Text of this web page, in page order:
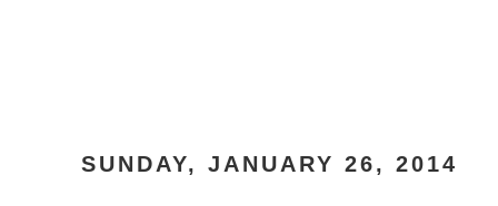
SUNDAY, JANUARY 26, 2014